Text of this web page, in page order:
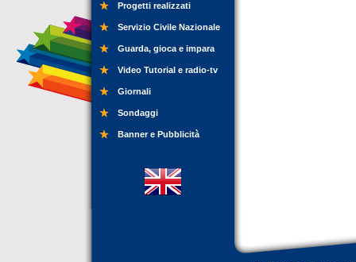
Progetti realizzati
Servizio Civile Nazionale
Guarda, gioca e impara
Video Tutorial e radio-tv
Giornali
Sondaggi
Banner e Pubblicità